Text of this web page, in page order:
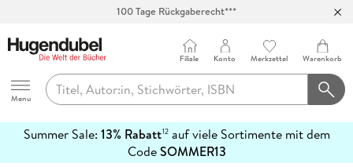
100 Tage Rückgaberecht***
Hugendubel
Menu
Filiale Konto Merkzettel Warenkorb
Summer Sale: 13% Rabatt12auf viele Sortimente mit dem
CodeSOMMER13